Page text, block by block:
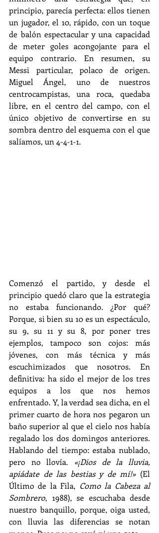
principio, parecía perfecta: ellos tienen
un jugador, el 10, rápido, con un toque
de balón espectacular y una capacidad
de meter goles acongojante para el
equipo contrario. En resumen, su
Messi particular, polaco de origen.
Miguel Ángel, uno de nuestros
centrocampistas, una roca, quedaba
libre, en el centro del campo, con el
único objetivo de convertirse en su
sombra dentro del esquema con el que
salíamos, un 4-4-1-1.
Comenzó el partido, y desde el
principio quedó claro que la estrategia
no estaba funcionando. ¿Por qué?
Porque, si bien su 10 es un espectáculo,
su 9, su 11 y su 8, por poner tres
ejemplos, tampoco son cojos: más
jóvenes, con más técnica y más
escuchimizados que nosotros. En
definitiva: ha sido el mejor de los tres
equipos a los que nos hemos
enfrentado. Y, la verdad sea dicha, en el
primer cuarto de hora nos pegaron un
baño superior al que el cielo nos había
regalado los dos domingos anteriores.
Hablando del tiempo: estaba nublado,
pero no llovía. «¡Dios de la lluvia,
apiádate de las bestias y de mí!» (El
Último de la Fila, Como la Cabeza al
Sombrero, 1988), se escuchaba desde
nuestro banquillo, porque, oiga usted,
con lluvia las diferencias se notan